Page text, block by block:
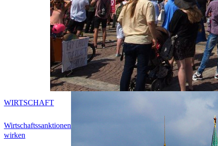
Wirtschaftssanktionen
wirken
WIRTSCHAFT